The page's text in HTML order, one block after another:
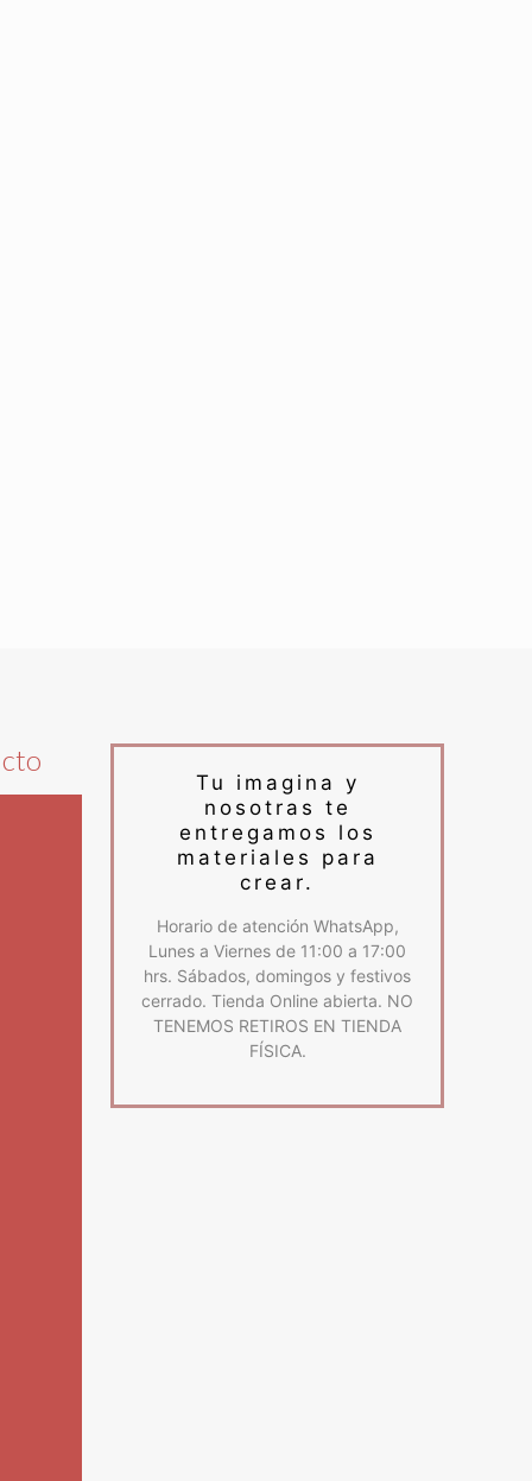
Tu imagina y
nosotras te
entregamos los
materiales para
crear.
Horario de atención WhatsApp,
Lunes a Viernes de 11:00 a 17:00
hrs. Sábados, domingos y festivos
cerrado. Tienda Online abierta. NO
TENEMOS RETIROS EN TIENDA
FÍSICA.